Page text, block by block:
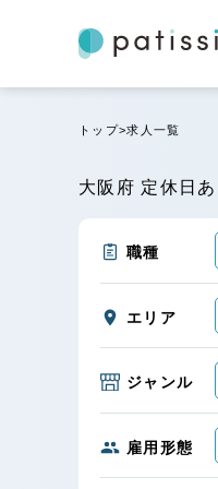
トップ 求人一覧
大阪府 定休日
職種
エリア
ジャンル
雇用形態